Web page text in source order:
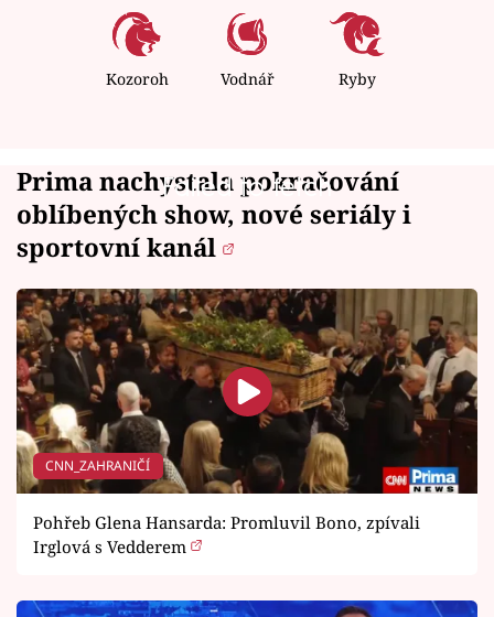
Kozoroh Vodnář Ryby
Failed to fetch
Prima nachystala pokračování
oblíbených show, nové seriály i
sportovní kanál
CNN_ZAHRANIČÍ
Pohřeb Glena Hansarda: Promluvil Bono, zpívali
Irglová s Vedderem